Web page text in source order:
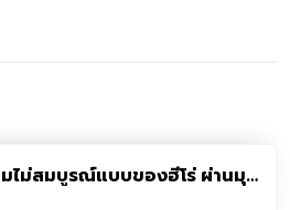
มไม่สมบูรณ์แบบของฮีโร่ ผ่านมุม